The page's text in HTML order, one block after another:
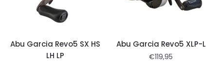
Abu Garcia Revo5 SX HS
LH LP
Abu Garcia Revo5 XLP-L
€119,95